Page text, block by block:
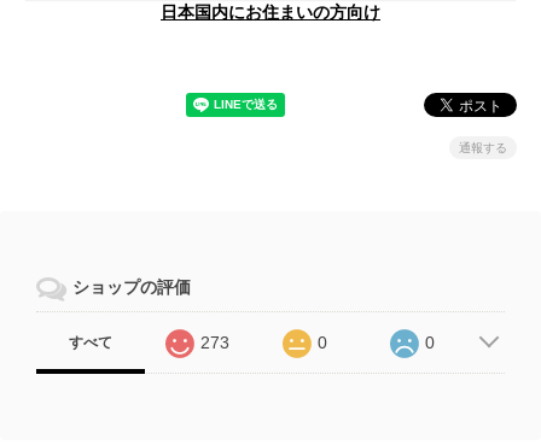
日本国内にお住まいの方向け
通報する
ショップの評価
すべて 273 0 0